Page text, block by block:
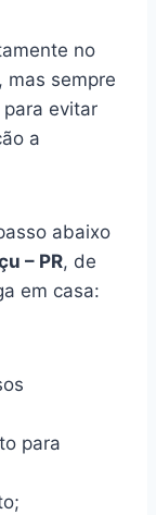
no
mas sempre
evitar
a
abaixo
– PR, de
em casa:
para